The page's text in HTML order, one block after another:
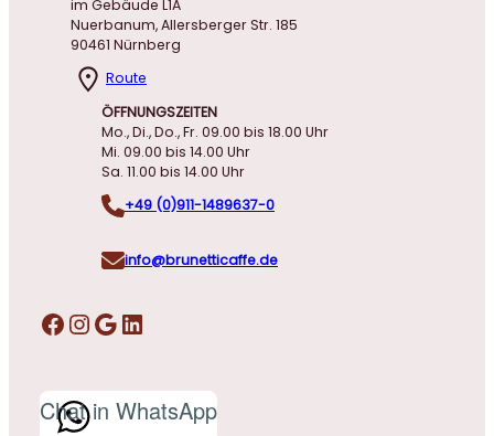
im Gebäude L1A
Nuerbanum, Allersberger Str. 185
90461 Nürnberg
Route
ÖFFNUNGSZEITEN
Mo., Di., Do., Fr. 09.00 bis 18.00 Uhr
Mi. 09.00 bis 14.00 Uhr
Sa. 11.00 bis 14.00 Uhr
+49 (0)911-1489637-0
info@brunetticaffe.de
Facebook InstagramGoogle LinkedIn
Chat in WhatsApp